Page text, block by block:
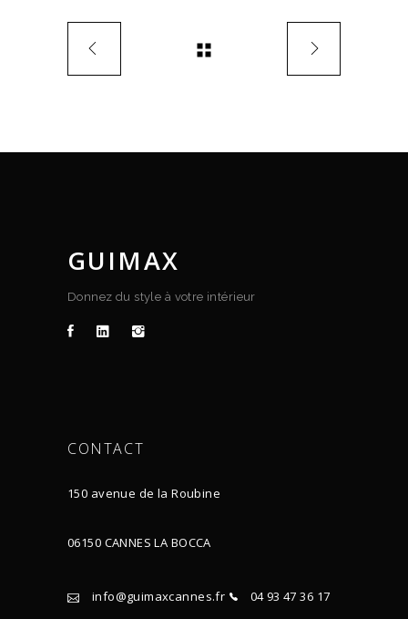
GUIMAX
Donnez du style à votre intérieur
CONTACT
150 avenue de la Roubine
06150 CANNES LA BOCCA
info@guimaxcannes.fr 04 93 47 36 17